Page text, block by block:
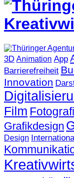
3D Animation App
Barrierefreiheit
Innovation
Film
Grafikdesign
Design